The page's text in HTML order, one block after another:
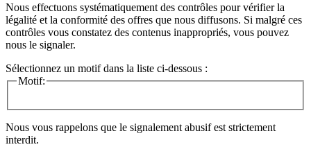
Nous effectuons systématiquement des contrôles pour vérifier la
légalité et la conformité des offres que nous diffusons. Si malgré ces
contrôles vous constatez des contenus inappropriés, vous pouvez
nous le signaler.
Sélectionnez un motif dans la liste ci-dessous :
Motif:
Nous vous rappelons que le signalement abusif est strictement
interdit.